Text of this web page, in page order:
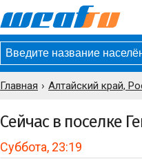
Главная Алтайский край,
Сейчас в поселке
Суббота, 23:19